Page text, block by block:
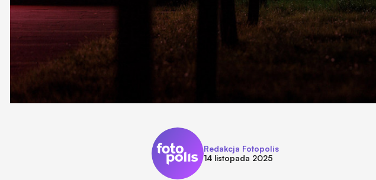
Redakcja Fotopolis
14 listopada 2025